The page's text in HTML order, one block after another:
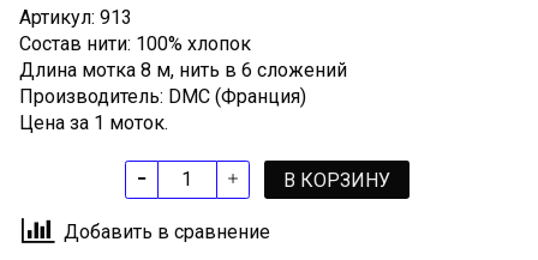
Артикул: 913
Состав нити: 100% хлопок
Длина мотка 8 м, нить в 6 сложений
Производитель: DMC (Франция)
Цена за 1 моток.
В КОРЗИНУ
Добавить в сравнение